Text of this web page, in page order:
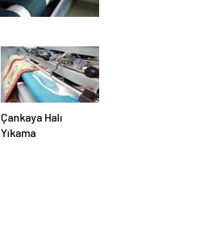
Çankaya Halı
Yıkama